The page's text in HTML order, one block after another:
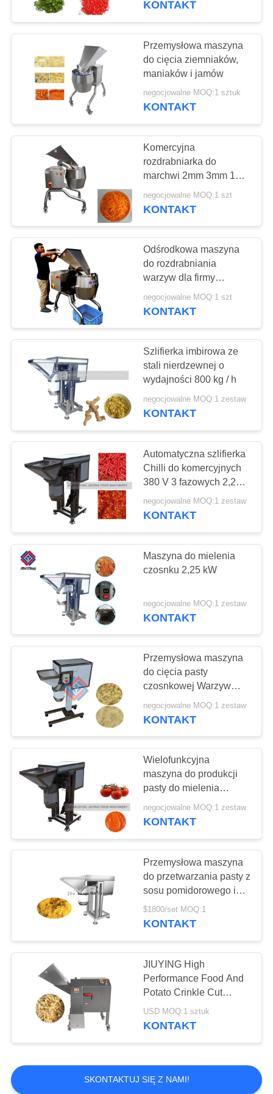
Sprzęt do
przetwórstwa
warzyw
476
Sprzęt do
przetwarzania
owoców
Obieraczka do
Owoców I Warzyw
Maszyna do
krojenia warzyw
Pralka do warzyw
owocowych
99
Linia do produkcji
sałatek
Maszyna do
przetwarzania ryb
32
Sprzęt do
przetwarzania
kiełbasy
20
KONTAKT
Przemysłowa maszyna
do cięcia ziemniaków,
maniaków i jamów
negocjowalne MOQ:1 sztuk
KONTAKT
Komercyjna
rozdrabniarka do
marchwi 2mm 3mm 1T /
H 3T / H
negocjowalne MOQ:1 szt
KONTAKT
Odśrodkowa maszyna
do rozdrabniania
warzyw dla firmy
spożywczej
negocjowalne MOQ:1 szt
KONTAKT
Szlifierka imbirowa ze
stali nierdzewnej o
wydajności 800 kg / h
negocjowalne MOQ:1 zestaw
KONTAKT
Automatyczna szlifierka
Chilli do komercyjnych
380 V 3 fazowych 2,25
negocjowalne MOQ:1 zestaw
KONTAKT
Maszyna do mielenia
czosnku 2,25 kW
negocjowalne MOQ:1 zestaw
KONTAKT
Przemysłowa maszyna
do cięcia pasty
czosnkowej Warzyw
Smashed Machinery
negocjowalne MOQ:1 zestaw
KONTAKT
Wielofunkcyjna
maszyna do produkcji
pasty do mielenia
pomidorów 304 ze stali
nierdzewnej
negocjowalne MOQ:1 zestaw
KONTAKT
Przemysłowa maszyna
do przetwarzania pasty z
sosu pomidorowego i
chili / maszyna do
wytwarzania pasty z
$1800/set MOQ:1
KONTAKT
JIUYING High
Performance Food And
Potato Crinkle Cut
French Fries Cutting
Machine (JiUYING
USD MOQ:1 sztuk
KONTAKT
SKONTAKTUJ SIĘ Z NAMI!